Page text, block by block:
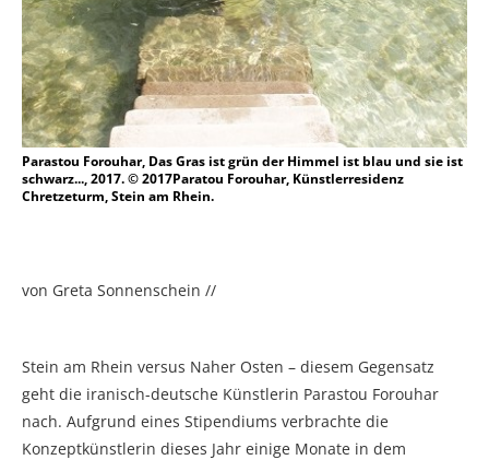
Parastou Forouhar, Das Gras ist grün der Himmel ist blau und sie ist
schwarz..., 2017. © 2017Paratou Forouhar, Künstlerresidenz
Chretzeturm, Stein am Rhein.
von Greta Sonnenschein //
Stein am Rhein versus Naher Osten – diesem Gegensatz
geht die iranisch-deutsche Künstlerin Parastou Forouhar
nach. Aufgrund eines Stipendiums verbrachte die
Konzeptkünstlerin dieses Jahr einige Monate in dem